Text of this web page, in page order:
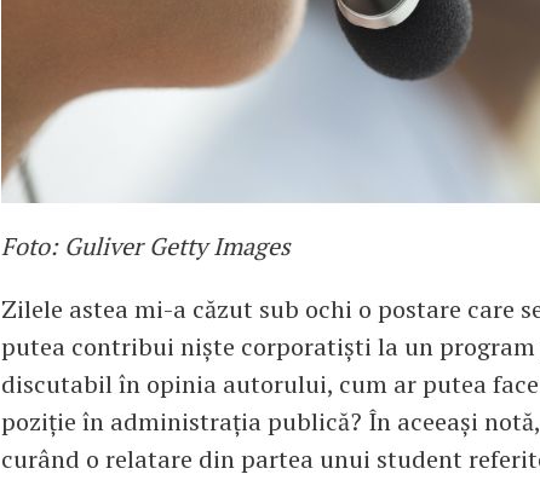
Foto: Guliver Getty Images
Zilele astea mi-a căzut sub ochi o postare care
putea contribui niște corporatiști la un
discutabil în opinia autorului, cum ar putea
poziție în administrația publică? În aceeași
curând o relatare din partea unui student